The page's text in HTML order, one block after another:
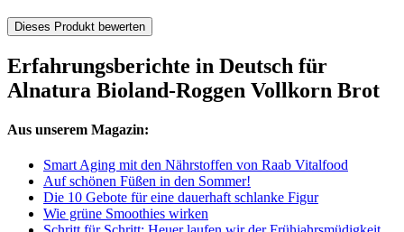
Dieses Produkt bewerten
Erfahrungsberichte in Deutsch für
Alnatura Bioland-Roggen Vollkorn Brot
Aus unserem Magazin:
Smart Aging mit den Nährstoffen von Raab Vitalfood
Auf schönen Füßen in den Sommer!
Die 10 Gebote für eine dauerhaft schlanke Figur
Wie grüne Smoothies wirken